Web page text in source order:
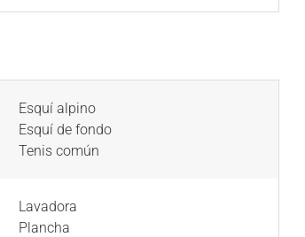
Esquí alpino
Esquí de fondo
Tenis común
Lavadora
Plancha